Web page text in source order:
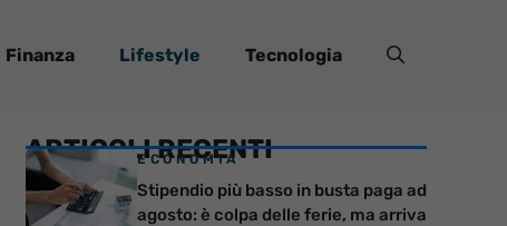
Finanza Lifestyle Tecnologia
ARTICOLI RECENTI
ECONOMIA
Stipendio più basso in busta paga ad
agosto: è colpa delle ferie, ma arriva